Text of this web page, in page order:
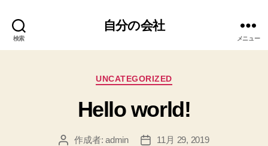
検索
自分の会社
メニュー
カ
ゴ
リ
UNCATEGORIZED
Hello world!
投
作成者:admin
投
11月 29, 2019